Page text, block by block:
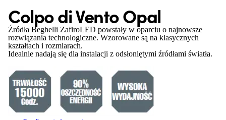
Colpo di Vento Opal
Źródła Beghelli ZafiroLED powstały w oparciu o najnowsze
rozwiązania technologiczne. Wzorowane są na klasycznych
kształtach i rozmiarach.
Idealnie nadają się dla instalacji z odsłoniętymi źródłami światła.